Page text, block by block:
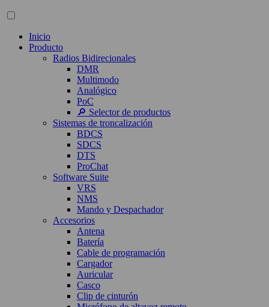
Inicio
Producto
Radios Bidirecionales
DMR
Multimodo
Analógico
PoC
🔎 Selector de productos
Sistemas de troncalización
BDCS
SDCS
DTS
ProChat
Software Suite
VRS
NMS
Mando y Despachador
Accesorios
Antena
Batería
Cable de programación
Cargador
Auricular
Casco
Clip de cinturón